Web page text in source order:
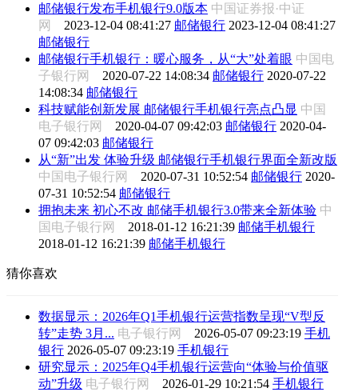
邮储银行发布手机银行9.0版本 中国证券报·中证
网 2023-12-04 08:41:27 邮储银行 2023-12-04 08:41:27
邮储银行
邮储银行手机银行：暖心服务，从“大”处着眼 中国电
子银行网 2020-07-22 14:08:34 邮储银行 2020-07-22
14:08:34 邮储银行
科技赋能创新发展 邮储银行手机银行亮点凸显 中国
电子银行网 2020-04-07 09:42:03 邮储银行 2020-04-
07 09:42:03 邮储银行
从“新”出发 体验升级 邮储银行手机银行界面全新改版
中国电子银行网 2020-07-31 10:52:54 邮储银行 2020-
07-31 10:52:54 邮储银行
拥抱未来 初心不改 邮储手机银行3.0带来全新体验 中
国电子银行网 2018-01-12 16:21:39 邮储手机银行
2018-01-12 16:21:39 邮储手机银行
猜你喜欢
数据显示：2026年Q1手机银行运营指数呈现“V型反
转”走势 3月... 电子银行网 2026-05-07 09:23:19 手机
银行 2026-05-07 09:23:19 手机银行
研究显示：2025年Q4手机银行运营向“体验与价值驱
动”升级 电子银行网 2026-01-29 10:21:54 手机银行